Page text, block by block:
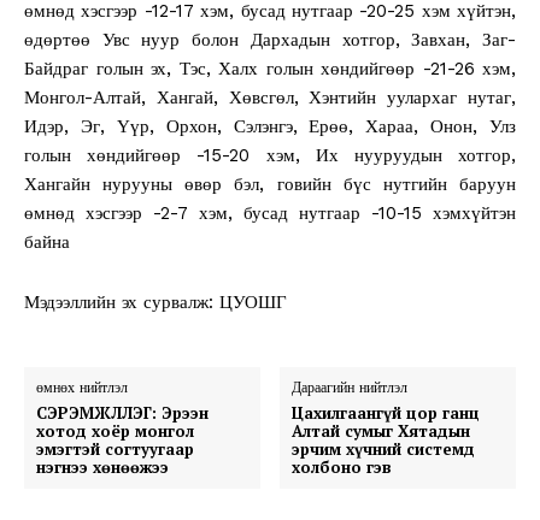
өмнөд хэсгээр -12-17 хэм, бусад нутгаар -20-25 хэм хүйтэн,
өдөртөө Увс нуур болон Дархадын хотгор, Завхан, Заг-
Байдраг голын эх, Тэс, Халх голын хөндийгөөр -21-26 хэм,
Монгол-Алтай, Хангай, Хөвсгөл, Хэнтийн уулархаг нутаг,
Идэр, Эг, Үүр, Орхон, Сэлэнгэ, Ерөө, Хараа, Онон, Улз
голын хөндийгөөр -15-20 хэм, Их нууруудын хотгор,
Хангайн нурууны өвөр бэл, говийн бүс нутгийн баруун
өмнөд хэсгээр -2-7 хэм, бусад нутгаар -10-15 хэмхүйтэн
байна
Мэдээллийн эх сурвалж: ЦУОШГ
өмнөх нийтлэл
СЭРЭМЖЛҮҮЛЭГ: Эрээн
хотод хоёр монгол
эмэгтэй согтуугаар
нэгнээ хөнөөжээ
Дараагийн нийтлэл
Цахилгаангүй цор ганц
Алтай сумыг Хятадын
эрчим хүчний системд
холбоно гэв